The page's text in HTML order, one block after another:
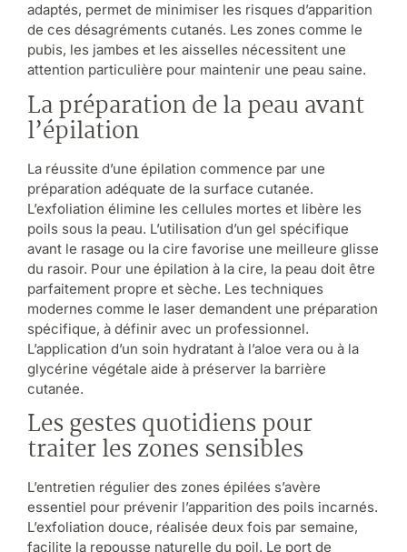
adaptés, permet de minimiser les risques d’apparition
de ces désagréments cutanés. Les zones comme le
pubis, les jambes et les aisselles nécessitent une
attention particulière pour maintenir une peau saine.
La préparation de la peau avant
l’épilation
La réussite d’une épilation commence par une
préparation adéquate de la surface cutanée.
L’exfoliation élimine les cellules mortes et libère les
poils sous la peau. L’utilisation d’un gel spécifique
avant le rasage ou la cire favorise une meilleure glisse
du rasoir. Pour une épilation à la cire, la peau doit être
parfaitement propre et sèche. Les techniques
modernes comme le laser demandent une préparation
spécifique, à définir avec un professionnel.
L’application d’un soin hydratant à l’aloe vera ou à la
glycérine végétale aide à préserver la barrière
cutanée.
Les gestes quotidiens pour
traiter les zones sensibles
L’entretien régulier des zones épilées s’avère
essentiel pour prévenir l’apparition des poils incarnés.
L’exfoliation douce, réalisée deux fois par semaine,
facilite la repousse naturelle du poil. Le port de